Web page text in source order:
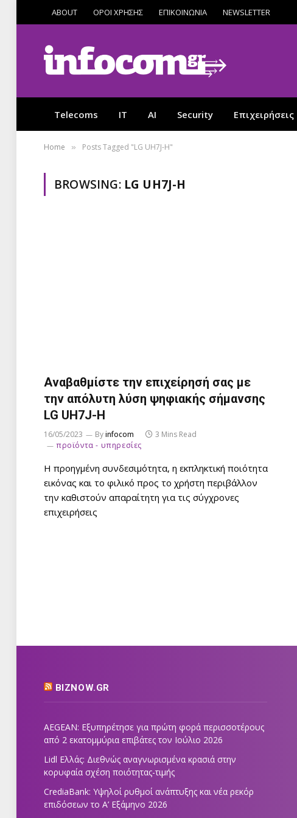
ABOUT ΟΡΟΙ ΧΡΗΣΗΣ ΕΠΙΚΟΙΝΩΝΙΑ NEWSLETTER
Telecoms IT AI Security Επιχειρήσεις
Home » Posts Tagged "LG UH7J-H"
BROWSING: LG UH7J-H
Αναβαθμίστε την επιχείρησή σας με
την απόλυτη λύση ψηφιακής σήμανσης
LG UH7J-H
16/05/2023 Byinfocom
3 Mins Read
προϊόντα - υπηρεσίες
Η προηγμένη συνδεσιμότητα, η εκπληκτική ποιότητα
εικόνας και το φιλικό προς το χρήστη περιβάλλον
την καθιστούν απαραίτητη για τις σύγχρονες
επιχειρήσεις
BIZNOW.GR
AEGEAN: Εξυπηρέτησε για πρώτη φορά περισσοτέρους
από 2 εκατομμύρια επιβάτες τον Ιούλιο 2026
Lidl Ελλάς: Διεθνώς αναγνωρισμένα κρασιά στην
κορυφαία σχέση ποιότητας-τιμής
CrediaBank: Υψηλοί ρυθμοί ανάπτυξης και νέα ρεκόρ
επιδόσεων το Α’ Εξάμηνο 2026